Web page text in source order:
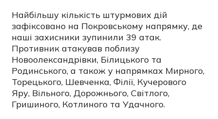
Найбільшу кількість штурмових дій
зафіксовано на Покровському напрямку, де
наші захисники зупинили 39 атак.
Противник атакував поблизу
Новоолександрівки, Білицького та
Родинського, а також у напрямках Мирного,
Торецького, Шевченка, Філії, Кучерового
Яру, Вільного, Дорожнього, Світлого,
Гришиного, Котлиного та Удачного.